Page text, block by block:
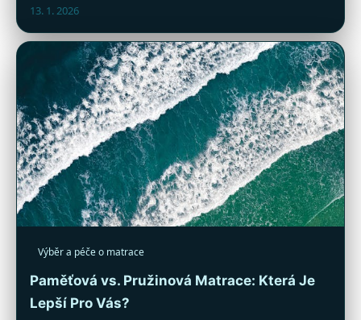
13. 1. 2026
Výběr a péče o matrace
Paměťová vs. Pružinová Matrace: Která Je
Lepší Pro Vás?